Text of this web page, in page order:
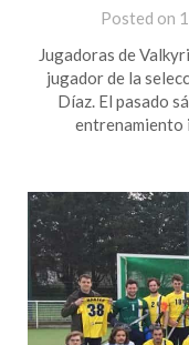
Posted on
Jugadoras de
jugador de la
Díaz. El pasado
entrenamiento